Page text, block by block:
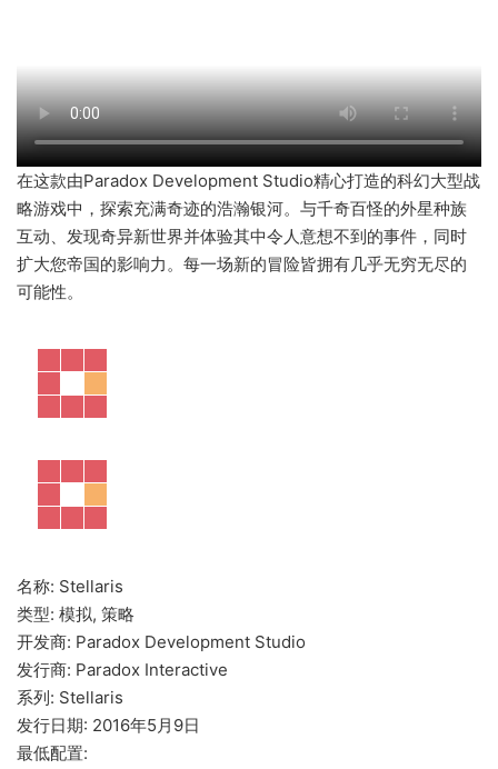
在这款由Paradox Development Studio精心打造的科幻大型战
略游戏中，探索充满奇迹的浩瀚银河。与千奇百怪的外星种族
互动、发现奇异新世界并体验其中令人意想不到的事件，同时
扩大您帝国的影响力。每一场新的冒险皆拥有几乎无穷无尽的
可能性。
名称: Stellaris
类型: 模拟, 策略
开发商: Paradox Development Studio
发行商: Paradox Interactive
系列: Stellaris
发行日期: 2016年5月9日
最低配置: